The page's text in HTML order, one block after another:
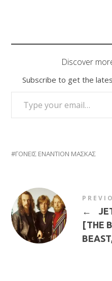
Discover
Subscribe to get the
TYPE YOUR EMAIL…
ΓΟΝΕΙΣ ΕΝΑΝΤΙΟΝ ΜΑΣΚΑΣ
←
[THE